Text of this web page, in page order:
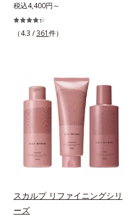
油分を保ち、ハリ・ツヤを与える保
湿成分*10 気持ちのこと
しました。さらに、シリーズ共通の
美容成分「GLルートブースター
(*11)」を配合することで、肌のふ
上向き(*12)のハリと透明感を。効
果的なシナジー設計で、あなたのエ
イジングケアを応援します。*1 メ
ラニンの生成を抑え、シミ・ソバカ
スを防ぐ（ウォッシュを除く）*2
オルビス内スキンケアシリーズの保
湿力*3 年齢に応じたお手入れのこ
と*4 剥がれずに肌に蓄積した古い
る物理的効果*7 うるおいによる
*8 乾燥、ハリ・ツヤのなさ*9
保湿成分*10 ロニセラカエルレア
ム。オルビスアンバーは、いつも⾃
然体で美しくありたいと願う⼤⼈世
代に寄り添うブランドです。年齢印
れで賢いケアを。ライフスタイルに
なじむ、若々しい印象(*2)作りのサ
ポートをします。オルビスアンバー
ヴァイタルトリートメントクリーム
「オルビスアンバー ヴァイタルト
リートメントクリーム」は、1品
で、化粧水、クリーム、シワ改善・
美白(*1)美容液、乳液・保湿液、ネ
担い、複合的にアプローチ。Wナイ
アシン(*4)によるシワ改善・シミ予
防に加え、複合成分コラーゲンコン
税込4,400円～
（4.3 /361件）
スカルプ リファイニングシリ
ーズ